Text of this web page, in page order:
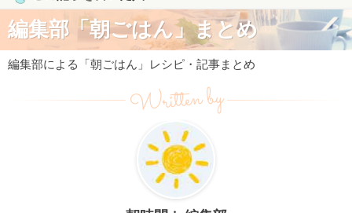
編集部「朝ごはん」まとめ
編集部による「朝ごはん」レシピ・記事まとめ
Written by